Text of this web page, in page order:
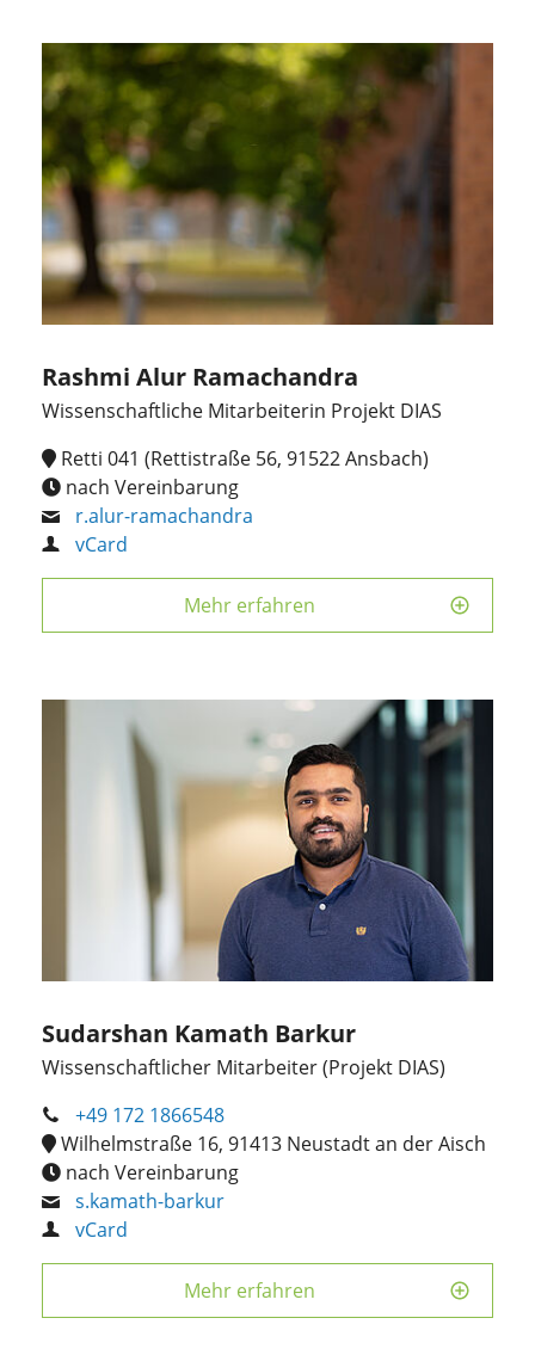
Rashmi Alur Ramachandra
Wissenschaftliche Mitarbeiterin Projekt DIAS
Retti 041 (Rettistraße 56, 91522 Ansbach)
nach Vereinbarung
r.alur-ramachandra
vCard
Mehr erfahren
Sudarshan Kamath Barkur
Wissenschaftlicher Mitarbeiter (Projekt DIAS)
+49 172 1866548
Wilhelmstraße 16, 91413 Neustadt an der Aisch
nach Vereinbarung
s.kamath-barkur
vCard
Mehr erfahren